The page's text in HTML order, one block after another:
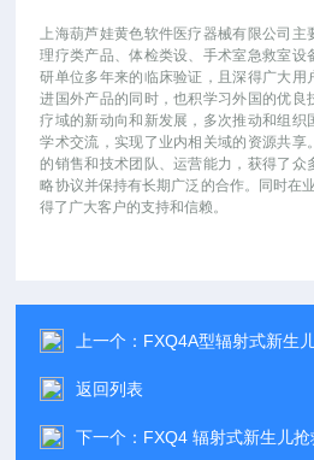
上海葫芦娃黄色软件医疗器械有限公司主
理疗类产品、体检类设、手术室急救室设
研单位多年来的临床验证，且深得广大用
进国外产品的同时，也积学习外国的优良
疗域的新动向和新发展，多次推动和组织
学术交流，实现了业内相关域的资源共享
的销售和技术团队、运营能力，获得了众
略协议并保持有长期广泛的合作。同时在
得了广大客户的支持和信赖。
上一个： FXQ4A型辐射式新生
返回列表
下一个： FXQ4 辐射式新生儿抢